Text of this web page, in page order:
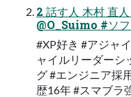
2 話す人 木村 直
@O_Suimo #ソ
#XP好き #アジャ
ャイルリーダーシ
グ #エンジニア採
歴16年 #スマブラ